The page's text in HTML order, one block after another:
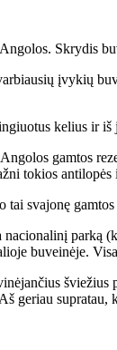
Skrydis
įvykių
kelius
gamtos
tokios antilopės
svajonę gamtos
buveinėje.
geriau